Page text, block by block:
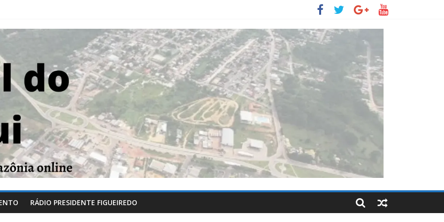
RÁDIO PRESIDENTE FIGUEIREDO